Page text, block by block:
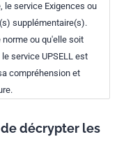
le service Exigences ou
supplémentaire(s).
ou qu'elle soit
service UPSELL est
compréhension et
décrypter les